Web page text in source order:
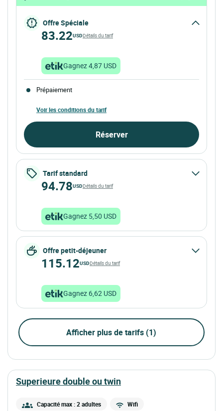
Offre Spéciale
83.22USDDétails du tarif
Gagnez 4,87 USD
Prépaiement
Voir les conditions du tarif
Réserver
Tarif standard
94.78USDDétails du tarif
Gagnez 5,50 USD
Offre petit-déjeuner
115.12USDDétails du tarif
Gagnez 6,62 USD
Afficher plus de tarifs (1)
superieure double ou twin
Capacité max : 2 adultes Wifi